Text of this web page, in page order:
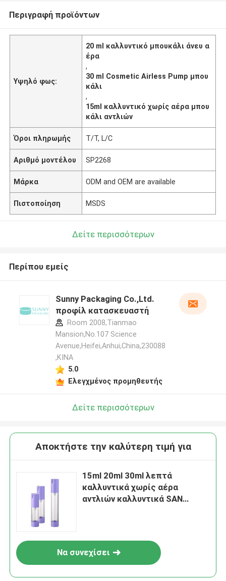
Περιγραφή προϊόντων
Υψηλό φως:
20 ml καλλυντικό μπουκάλι άνευ α
έρα
,
30 ml Cosmetic Airless Pump μπου
κάλι
,
15ml καλλυντικό χωρίς αέρα μπου
κάλι αντλιών
Όροι πληρωμής T/T, L/C
Αριθμό μοντέλου SP2268
Μάρκα ODM and OEM are available
Πιστοποίηση MSDS
Δείτε περισσότερων
Περίπου εμείς
Sunny Packaging Co.,Ltd.
προφίλ κατασκευαστή
Room 2008,Tianmao
Mansion,No.107 Science
Avenue,Heifei,Anhui,China,230088
,ΚΙΝΑ
5.0
Ελεγχμένος προμηθευτής
Δείτε περισσότερων
Αποκτήστε την καλύτερη τιμή για
15ml 20ml 30ml λεπτά
καλλυντικά χωρίς αέρα
αντλιών καλλυντικά SAN
Να συνεχίσει